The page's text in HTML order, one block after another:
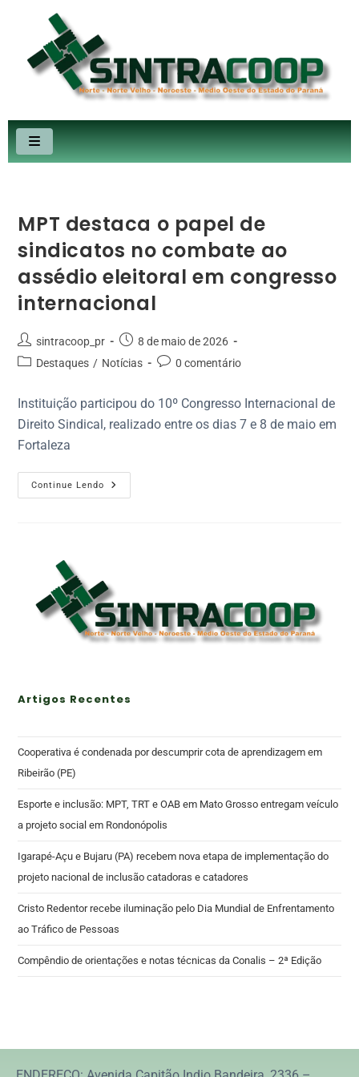
MPT destaca o papel de
sindicatos no combate ao
assédio eleitoral em congresso
internacional
sintracoop_pr
8 de maio de 2026
Destaques / Notícias 0 comentário
Instituição participou do 10º Congresso Internacional de
Direito Sindical, realizado entre os dias 7 e 8 de maio em
Fortaleza
Continue Lendo
Artigos Recentes
Cooperativa é condenada por descumprir cota de aprendizagem em
Ribeirão (PE)
Esporte e inclusão: MPT, TRT e OAB em Mato Grosso entregam veículo
a projeto social em Rondonópolis
Igarapé-Açu e Bujaru (PA) recebem nova etapa de implementação do
projeto nacional de inclusão catadoras e catadores
Cristo Redentor recebe iluminação pelo Dia Mundial de Enfrentamento
ao Tráfico de Pessoas
Compêndio de orientações e notas técnicas da Conalis – 2ª Edição